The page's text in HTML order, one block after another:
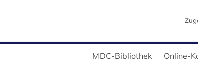
MDC-Bibliothek Online-